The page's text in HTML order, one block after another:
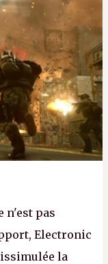
gros, essorer
P.
n'est pas
Electronic
la